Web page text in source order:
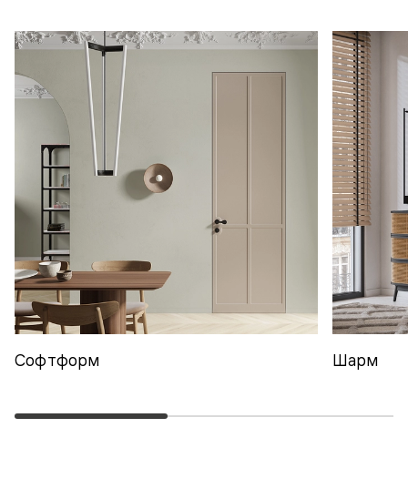
Софтформ Шарм